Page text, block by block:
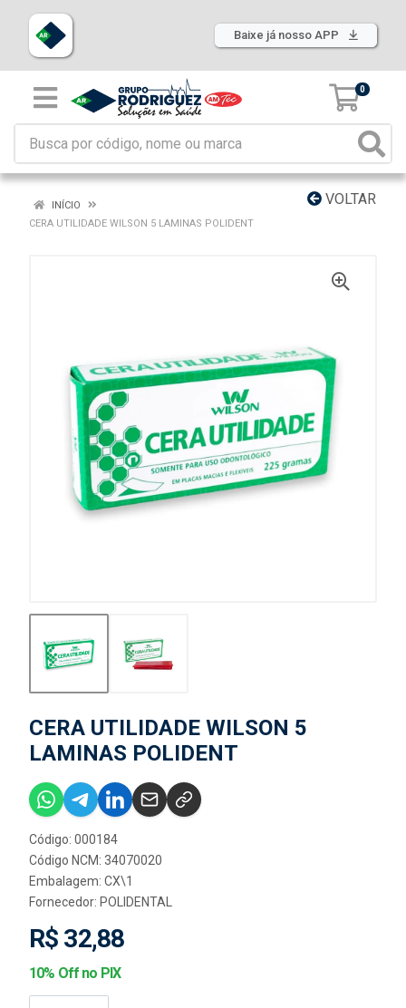
Baixe já nosso APP
0
VOLTAR
INÍCIO
CERA UTILIDADE WILSON 5 LAMINAS POLIDENT
CERA UTILIDADE WILSON 5
LAMINAS POLIDENT
Código: 000184
Código NCM: 34070020
Embalagem: CX\1
Fornecedor: POLIDENTAL
R$ 32,88
10% Off no PIX